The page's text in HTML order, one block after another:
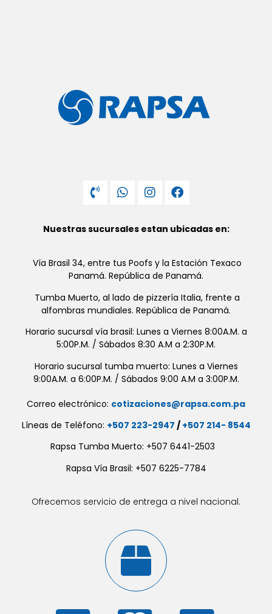
Nuestras sucursales estan ubicadas en:
Vía Brasil 34, entre tus Poofs y la Estación Texaco
Panamá. República de Panamá.
Tumba Muerto, al lado de pizzería Italia, frente a
alfombras mundiales. República de Panamá.
Horario sucursal vía brasil: Lunes a Viernes 8:00A.M. a
5:00P.M. / Sábados 8:30 A.M a 2:30P.M.
Horario sucursal tumba muerto: Lunes a Viernes
9:00A.M. a 6:00P.M. / Sábados 9:00 A.M a 3:00P.M.
Correo electrónico: cotizaciones@rapsa.com.pa
Líneas de Teléfono: +507 223-2947 / +507 214- 8544
Rapsa Tumba Muerto: +507 6441-2503
Rapsa Vía Brasil: +507 6225-7784
Ofrecemos servicio de entrega a nivel nacional.